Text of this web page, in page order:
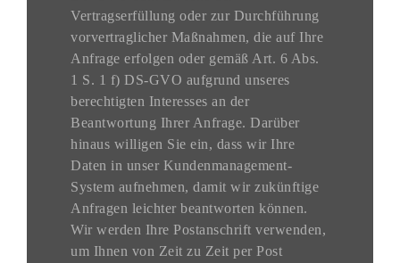
Vertragserfüllung oder zur Durchführung
vorvertraglicher Maßnahmen, die auf Ihre
Anfrage erfolgen oder gemäß Art. 6 Abs.
1 S. 1 f) DS-GVO aufgrund unseres
berechtigten Interesses an der
Beantwortung Ihrer Anfrage. Darüber
hinaus willigen Sie ein, dass wir Ihre
Daten in unser Kundenmanagement-
System aufnehmen, damit wir zukünftige
Anfragen leichter beantworten können.
Wir werden Ihre Postanschrift verwenden,
um Ihnen von Zeit zu Zeit per Post